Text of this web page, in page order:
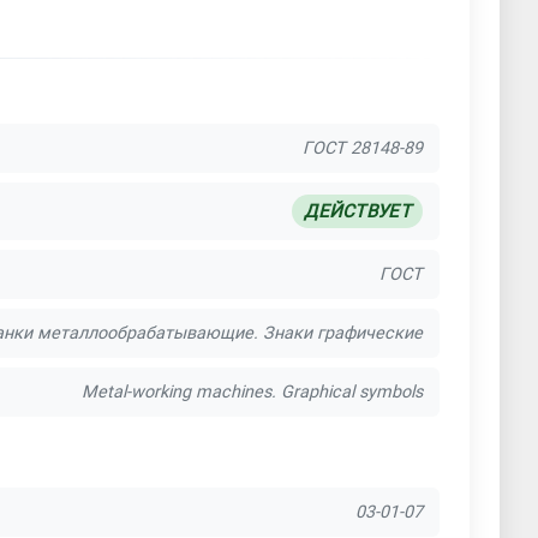
ГОСТ 28148-89
ДЕЙСТВУЕТ
ГОСТ
металлообрабатывающие. Знаки графические
Metal-working machines. Graphical symbols
03-01-07